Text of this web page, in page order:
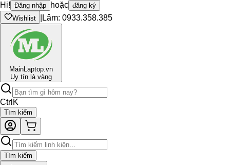
Hi! Đăng nhập hoặc đăng ký
Wishlist
Lâm: 0933.358.385
MainLaptop.vn
Uy tín là vàng
Ctrl K
Tìm kiếm
Tìm kiếm